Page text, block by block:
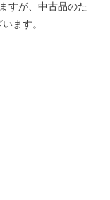
すが、中古品のた
ます。